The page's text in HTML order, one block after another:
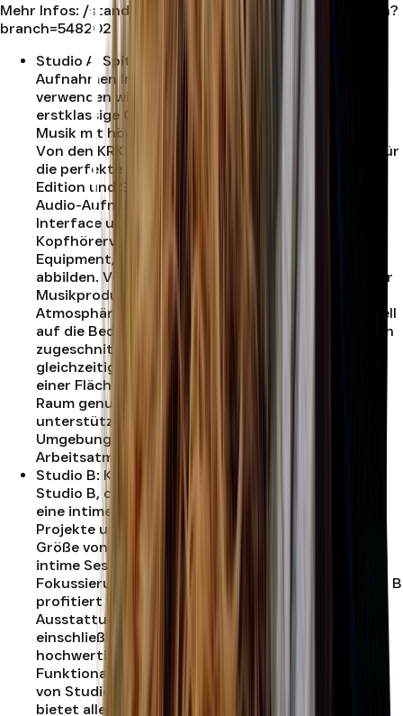
Mehr Infos: /standort/duisburg
/buchen?
branch=548202
Studio A
Spitzenausstattung für professionelle
Aufnahmen Im Studio A des Prinz Studio Duisburg
verwenden wir modernste Technologie und
erstklassige Geräte, um sicherzustellen, dass Ihre
Musik mit höchster Präzision aufgenommen wird.
Von den KRK Rokit 8 und Yamaha HS5 Monitoren für
die perfekte Abhöre bis hin zum Aston Spirit Black
Edition und Shure SM7B Mikrofon für die besten
Audio-Aufnahmen. Mit dem RME Fireface 800
Interface und Behringer HA8000 V2
Kopfhörerverstärker bieten wir erstklassiges
Equipment, die Ihre Musik in höchster Qualität
abbilden. Vertrauen Sie uns, um das Beste aus Ihrer
Musikproduktion herauszuholen. Design und
Atmosphäre Die Gestaltung von Studio A ist speziell
auf die Bedürfnisse von Musikern und Produzenten
zugeschnitten, die eine inspirierende und
gleichzeitig funktionale Umgebung suchen. Auf
einer Fläche von 23,5 Quadratmetern bietet der
Raum genug Platz für kreative Entfaltung,
unterstützt durch eine akustisch optimierte
Umgebung, was eine gemütliche und ungestörte
Arbeitsatmosphäre gewährleistet.
Studio B: Kompakter Raum für kreative Projekte
Studio B, der kleinere Bruder von Studio A, bietet
eine intime Atmosphäre, die ideal für kleinere
Projekte und Einzelkünstler geeignet ist. Mit einer
Größe von 10,5 Quadratmetern ist es perfekt für
intime Sessions, bei denen Konzentration und
Fokussierung im Vordergrund stehen. Auch Studio B
profitiert von hochwertiger technischer
Ausstattung, die aus Studio A bereitgestellt wird,
einschließlich der Nutzung der gleichen
hochwertigen Monitore und Interfaces.
Funktionalität und Komfort Die kompakte Größe
von Studio B ist kein Hindernis für Kreativität; es
bietet alle notwendigen Annehmlichkeiten und